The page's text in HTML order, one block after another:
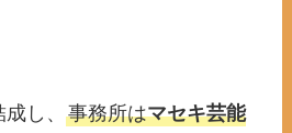
成し、事務所はマセキ芸能